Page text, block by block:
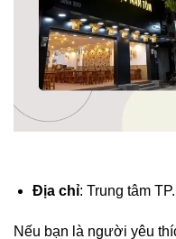
Địa chỉ: Trung tâm
Nếu bạn là người yêu